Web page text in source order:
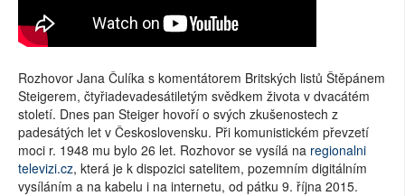
Rozhovor Jana Čulíka s komentátorem Britských listů Štěpánem
Steigerem, čtyřiadevadesátiletým svědkem života v dvacátém
století. Dnes pan Steiger hovoří o svých zkušenostech z
padesátých let v Československu. Při komunistickém převzetí
moci r. 1948 mu bylo 26 let. Rozhovor se vysílá na regionalni
televizi.cz, která je k dispozici satelitem, pozemním digitálním
vysíláním a na kabelu i na internetu, od pátku 9. října 2015.